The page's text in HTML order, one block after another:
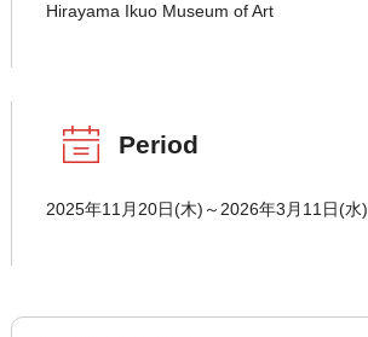
Hirayama Ikuo Museum of Art
Period
2025年11月20日(木)～2026年3月11日(水)